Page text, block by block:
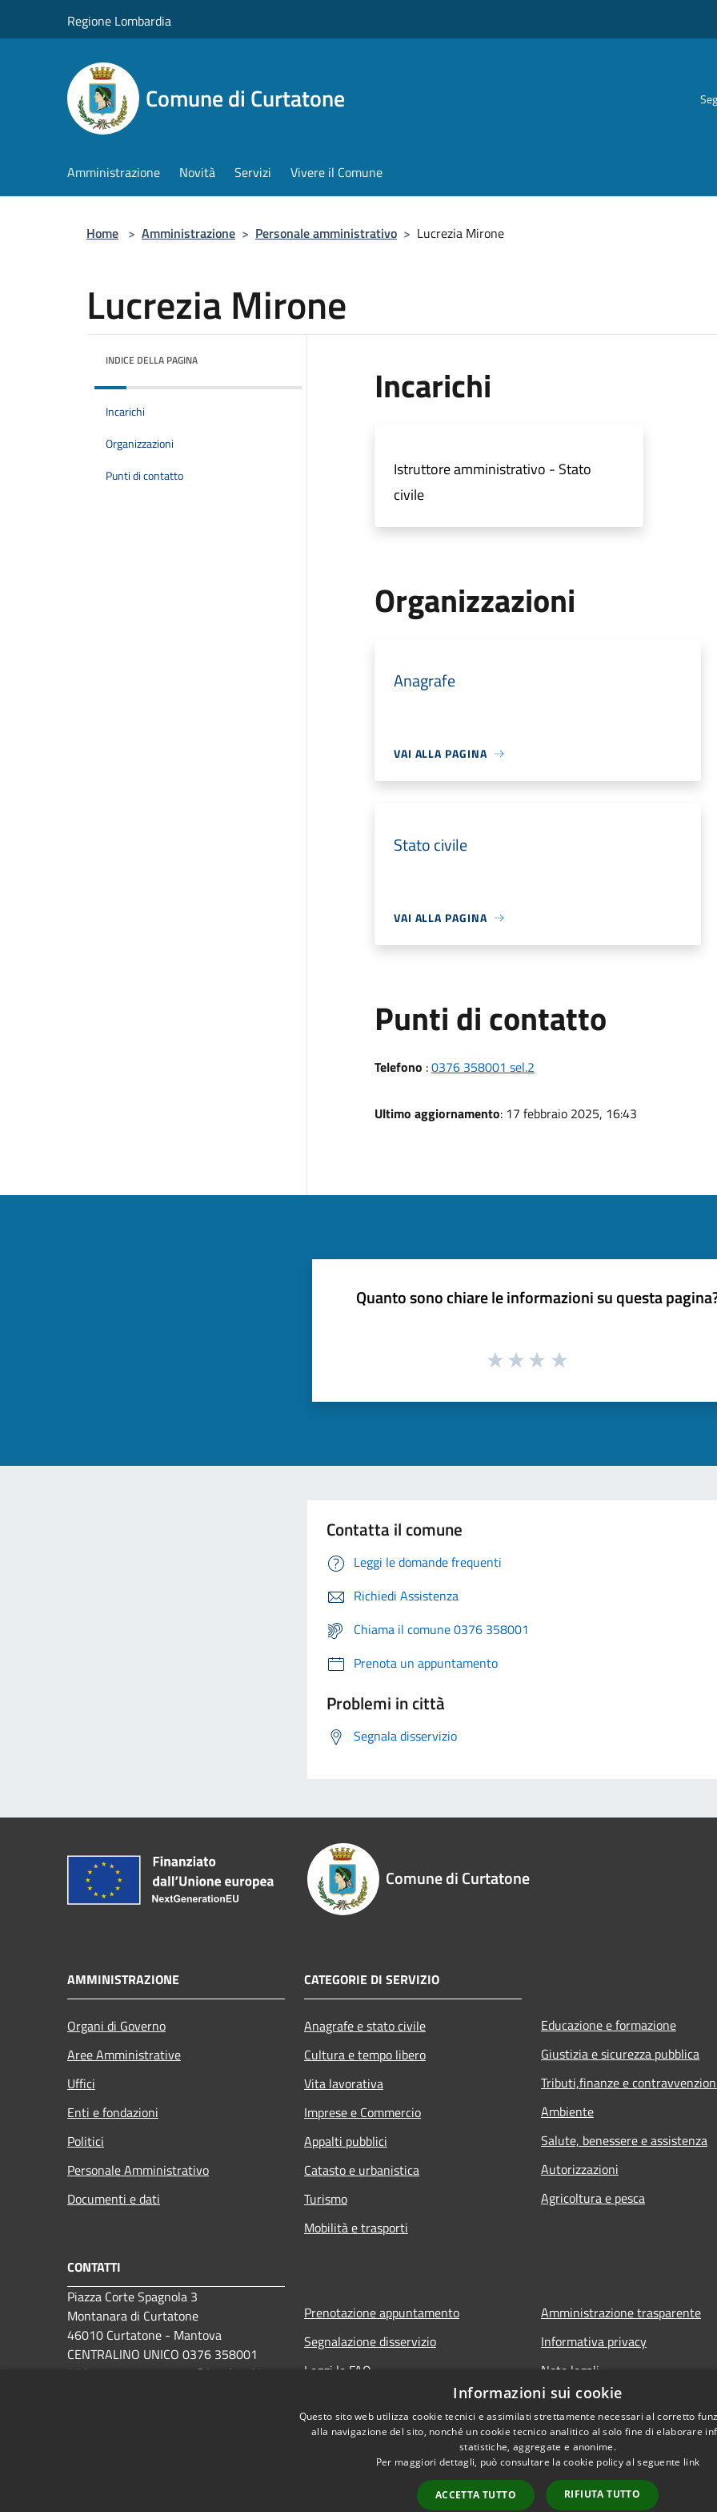
Regione Lombardia
Comune di Curtatone
Amministrazione Novità Servizi Vivere il Comune
Home > Amministrazione > Personale amministrativo > Lucrezia Mirone
Lucrezia Mirone
INDICE DELLA PAGINA
Incarichi
Organizzazioni
Punti di contatto
Incarichi
Istruttore amministrativo - Stato
civile
Organizzazioni
Anagrafe
VAI ALLA PAGINA
Stato civile
VAI ALLA PAGINA
Punti di contatto
Telefono :0376 358001 sel.2
Ultimo aggiornamento: 17 febbraio 2025, 16:43
Quanto sono chiare le informazioni su questa
Contatta il comune
Leggi le domande frequenti
Richiedi Assistenza
Chiama il comune 0376 358001
Prenota un appuntamento
Problemi in città
Segnala disservizio
Comune di Curtatone
AMMINISTRAZIONE
Organi di Governo
Aree Amministrative
Uffici
Enti e fondazioni
Politici
Personale Amministrativo
Documenti e dati
CATEGORIE DI SERVIZIO
Anagrafe e stato civile
Cultura e tempo libero
Vita lavorativa
Imprese e Commercio
Appalti pubblici
Catasto e urbanistica
Turismo
Mobilità e trasporti
Educazione e formazione
Giustizia e sicurezza pubblica
Tributi,finanze e
Ambiente
Salute, benessere e assistenza
Autorizzazioni
Agricoltura e pesca
CONTATTI
Piazza Corte Spagnola 3
Montanara di Curtatone
46010 Curtatone - Mantova
CENTRALINO UNICO 0376 358001
PEC:
comune.curtatone@legalmail.it
Prenotazione appuntamento
Segnalazione disservizio
Leggi le FAQ
Amministrazione trasparente
Informativa privacy
Note legali
Dichiarazione di accessibilità
Meccanismo di Feedback
Informazioni sui cookie
Questo sito web utilizza cookie tecnici e assimilati strettamente necessari al corretto
alla navigazione del sito, nonché un cookie tecnico analitico al solo fine di elaborare
statistiche, aggregate e anonime.
Per maggiori dettagli, può consultare la cookie policy al seguente link
ACCETTA TUTTO RIFIUTA TUTTO